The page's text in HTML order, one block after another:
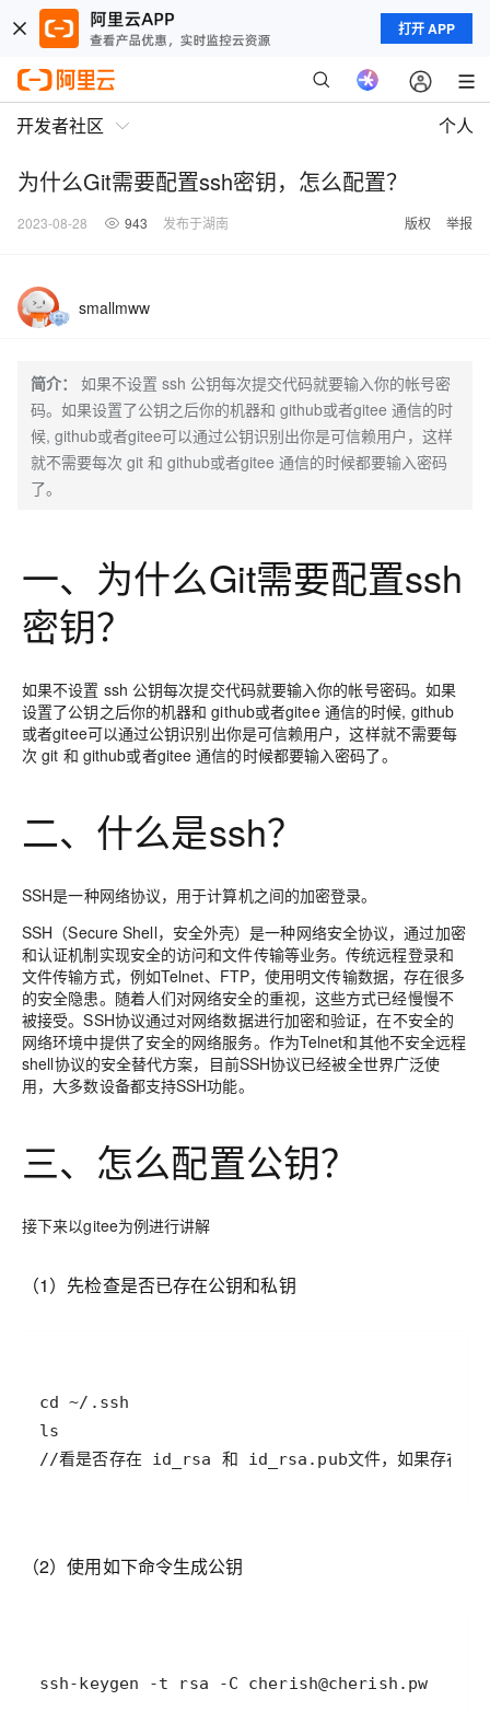
打开 APP
开发者社区 个人
为什么Git需要配置ssh密钥，怎么配置？
2023-08-28 943 发布于湖南 版权 举报
smallmww
简介：
如果不设置 ssh 公钥每次提交代码就要输入你的帐号密
码。如果设置了公钥之后你的机器和 github或者gitee 通信的时
候, github或者gitee可以通过公钥识别出你是可信赖用户，这样
就不需要每次 git 和 github或者gitee 通信的时候都要输入密码
了。
一、为什么Git需要配置ssh
密钥？
如果不设置 ssh 公钥每次提交代码就要输入你的帐号密码。如果
设置了公钥之后你的机器和 github或者gitee 通信的时候, github
或者gitee可以通过公钥识别出你是可信赖用户，这样就不需要每
次 git 和 github或者gitee 通信的时候都要输入密码了。
二、什么是ssh？
SSH是一种网络协议，用于计算机之间的加密登录。
SSH（Secure Shell，安全外壳）是一种网络安全协议，通过加密
和认证机制实现安全的访问和文件传输等业务。传统远程登录和
文件传输方式，例如Telnet、FTP，使用明文传输数据，存在很多
的安全隐患。随着人们对网络安全的重视，这些方式已经慢慢不
被接受。SSH协议通过对网络数据进行加密和验证，在不安全的
网络环境中提供了安全的网络服务。作为Telnet和其他不安全远程
shell协议的安全替代方案，目前SSH协议已经被全世界广泛使
用，大多数设备都支持SSH功能。
三、怎么配置公钥？
接下来以gitee为例进行讲解
（1）先检查是否已存在公钥和私钥
//看是否存在 id_rsa 和 id_rsa.pub文件，如果存在，说
（2）使用如下命令生成公钥
ssh-keygen -t rsa -C cherish@cherish.pw